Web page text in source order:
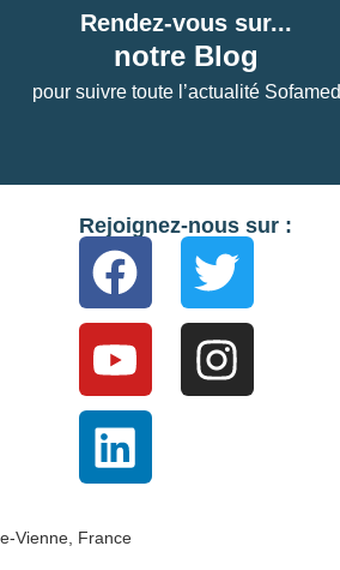
Rendez-vous sur...
notre Blog
pour suivre toute l’actualité Sofamed
Rejoignez-nous sur :
Vienne, France